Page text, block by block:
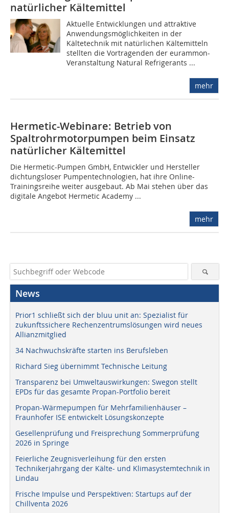
natürlicher Kältemittel
Aktuelle Entwicklungen und attraktive
Anwendungsmöglichkeiten in der
Kältetechnik mit natürlichen Kältemitteln
stellten die Vortragenden der eurammon-
Veranstaltung Natural Refrigerants ...
mehr
Hermetic-Webinare: Betrieb von
Spaltrohrmotorpumpen beim Einsatz
natürlicher Kältemittel
Die Hermetic-Pumpen GmbH, Entwickler und Hersteller
dichtungsloser Pumpentechnologien, hat ihre Online-
Trainingsreihe weiter ausgebaut. Ab Mai stehen über das
digitale Angebot Hermetic Academy ...
mehr
News
Prior1 schließt sich der bluu unit an: Spezialist für
zukunftssichere Rechenzentrumslösungen wird neues
Allianzmitglied
34 Nachwuchskräfte starten ins Berufsleben
Richard Sieg übernimmt Technische Leitung
Transparenz bei Umweltauswirkungen: Swegon stellt
EPDs für das gesamte Propan-Portfolio bereit
Propan-Wärmepumpen für Mehrfamilienhäuser –
Fraunhofer ISE entwickelt Lösungskonzepte
Gesellenprüfung und Freisprechung Sommerprüfung
2026 in Springe
Feierliche Zeugnisverleihung für den ersten
Technikerjahrgang der Kälte- und Klimasystemtechnik in
Lindau
Frische Impulse und Perspektiven: Startups auf der
Chillventa 2026